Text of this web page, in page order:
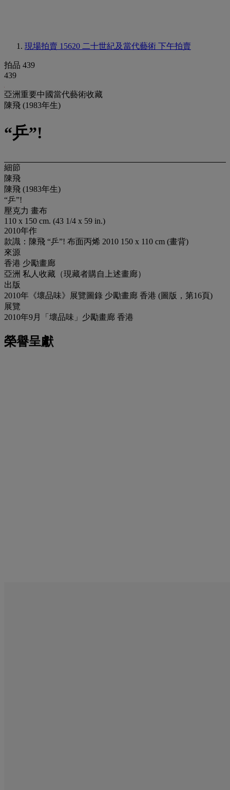
現場拍賣 15620 二十世紀及當代藝術 下午拍賣
拍品 439
439
亞洲重要中國當代藝術收藏
陳飛 (1983年生)
“乒”!
細節
陳飛
陳飛 (1983年生)
“乒”!
壓克力 畫布
110 x 150 cm. (43 1/4 x 59 in.)
2010年作
款識：陳飛 “乒”! 布面丙烯 2010 150 x 110 cm (畫背)
來源
香港 少勵畫廊
亞洲 私人收藏（現藏者購自上述畫廊）
出版
2010年《壞品味》展覽圖錄 少勵畫廊 香港 (圖版，第16頁)
展覽
2010年9月「壞品味」少勵畫廊 香港
榮譽呈獻